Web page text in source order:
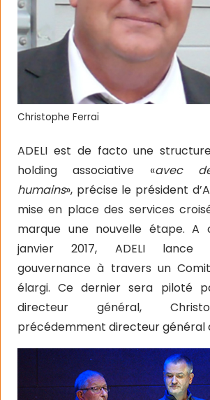
Christophe Ferraï
ADELI est de facto une
holding associative «avec
humains», précise le président
mise en place des services
marque une nouvelle étape. A
janvier 2017, ADELI lance
gouvernance à travers un
élargi. Ce dernier sera piloté
directeur général,
précédemment directeur général